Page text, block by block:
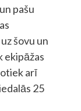
pašu
šovu un
ekipāžas
arī
25